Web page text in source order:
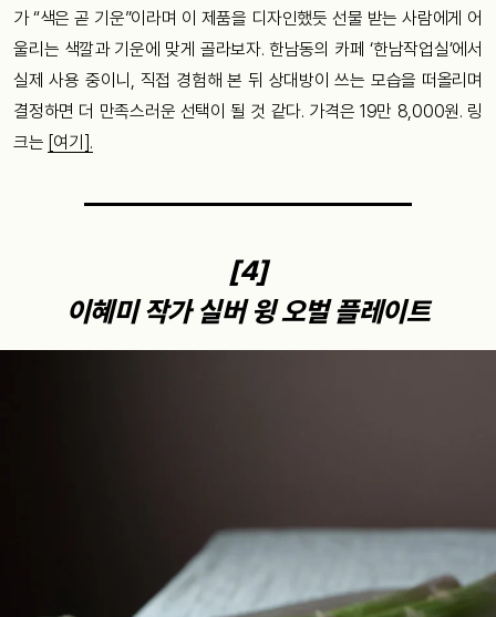
가 “색은 곧 기운”이라며 이 제품을 디자인했듯 선물 받는 사람에게 어
울리는 색깔과 기운에 맞게 골라보자. 한남동의 카페 ‘한남작업실’에서
실제 사용 중이니, 직접 경험해 본 뒤 상대방이 쓰는 모습을 떠올리며
결정하면 더 만족스러운 선택이 될 것 같다. 가격은 19만 8,000원. 링
크는 [여기].
[4]
이혜미 작가 실버 윙 오벌 플레이트